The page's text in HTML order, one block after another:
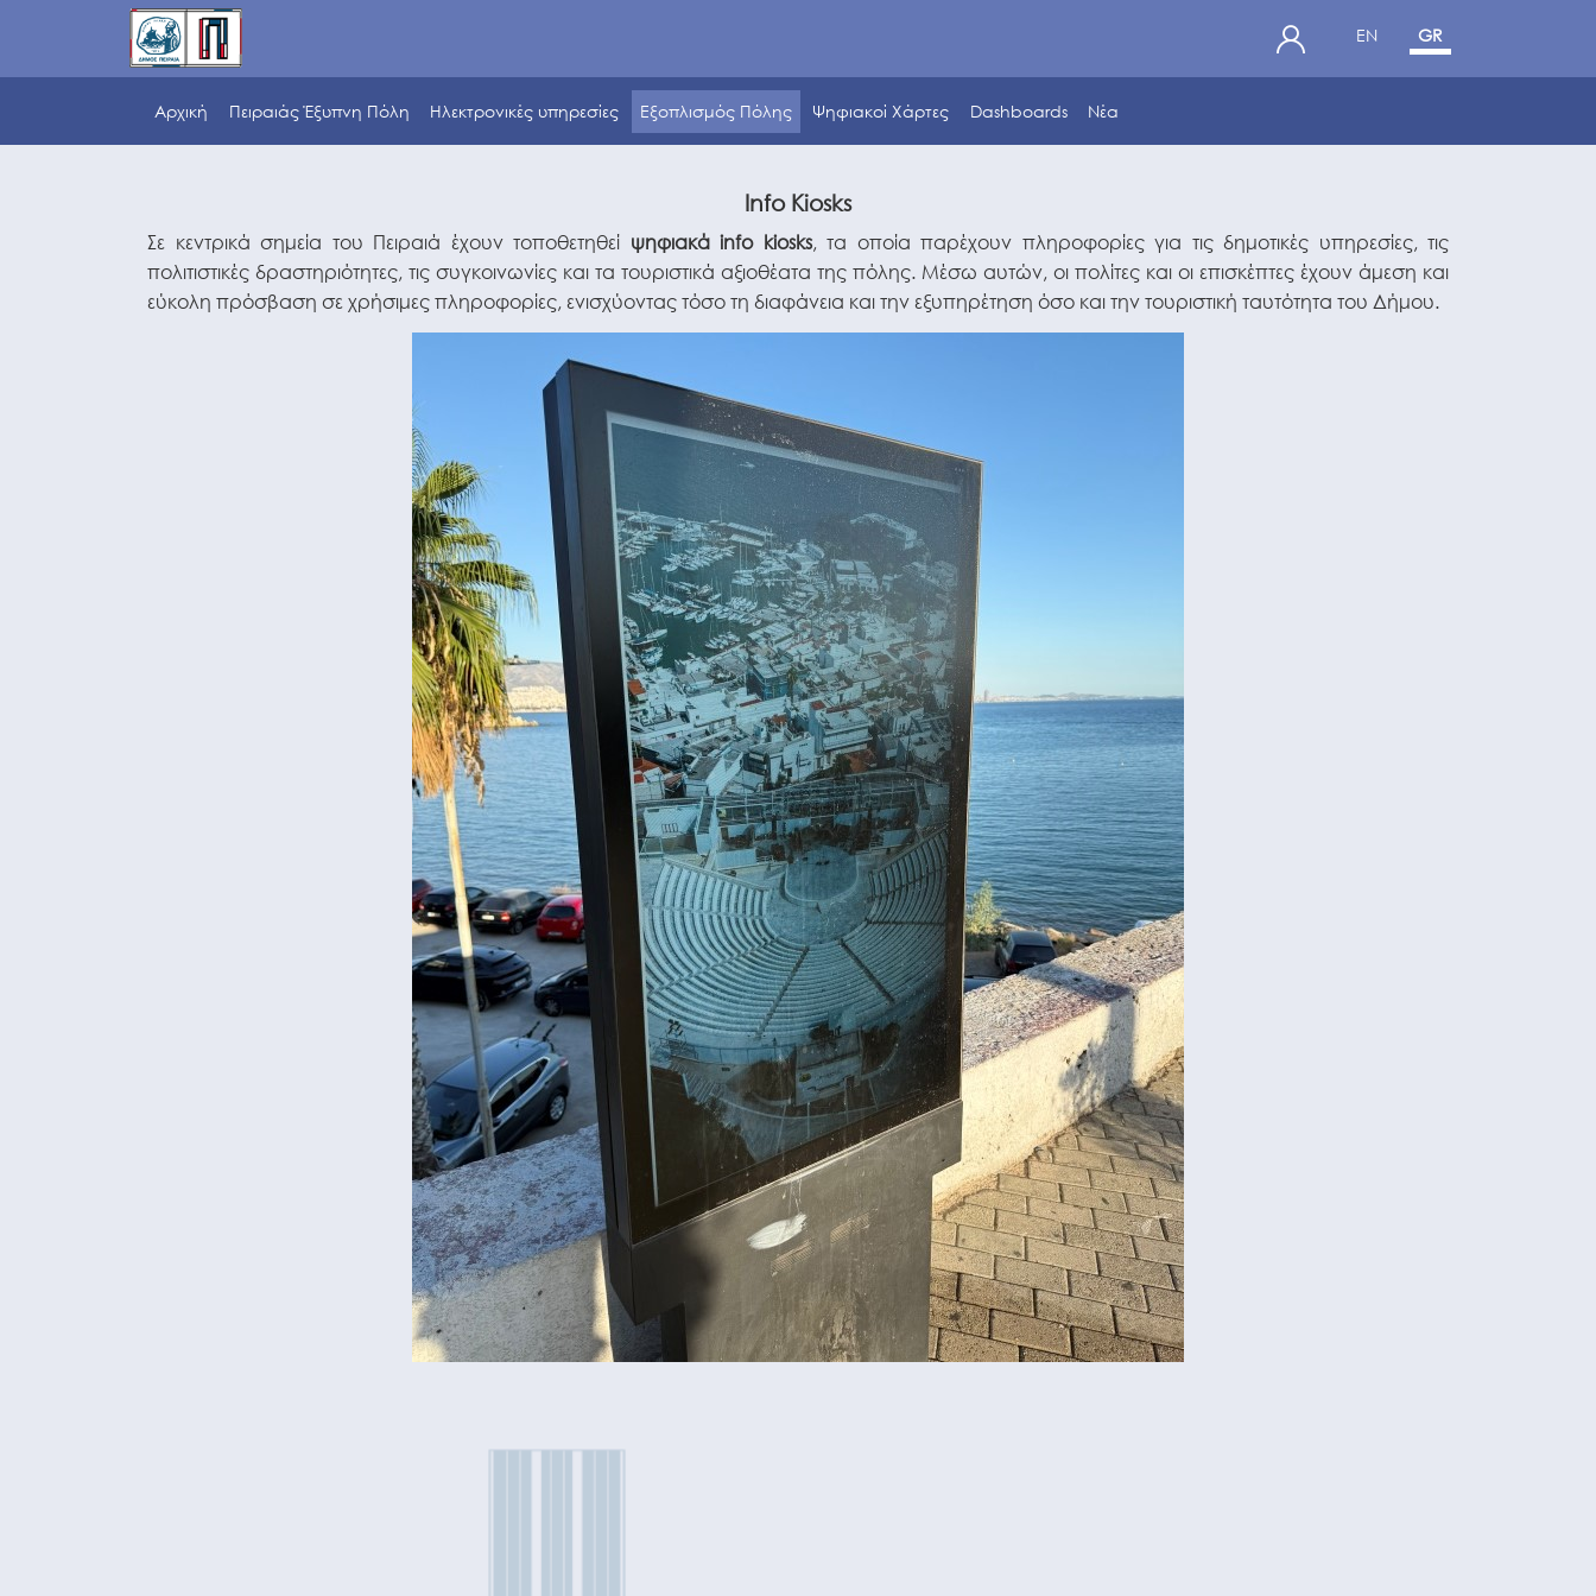
EN GR
Αρχική Πειραιάς Έξυπνη Πόλη Ηλεκτρονικές υπηρεσίες Εξοπλισμός Πόλης Ψηφιακοί Χάρτες Dashboards Νέα
Info Kiosks
Σε κεντρικά σημεία του Πειραιά έχουν τοποθετηθεί ψηφιακά info kiosks, τα οποία παρέχουν πληροφορίες για τις δημοτικές υπηρεσίες, τις
πολιτιστικές δραστηριότητες, τις συγκοινωνίες και τα τουριστικά αξιοθέατα της πόλης. Μέσω αυτών, οι πολίτες και οι επισκέπτες έχουν άμεση και
εύκολη πρόσβαση σε χρήσιμες πληροφορίες, ενισχύοντας τόσο τη διαφάνεια και την εξυπηρέτηση όσο και την τουριστική ταυτότητα του Δήμου.